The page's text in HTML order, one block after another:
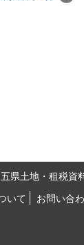
県土地・租税資
いて
お問い合